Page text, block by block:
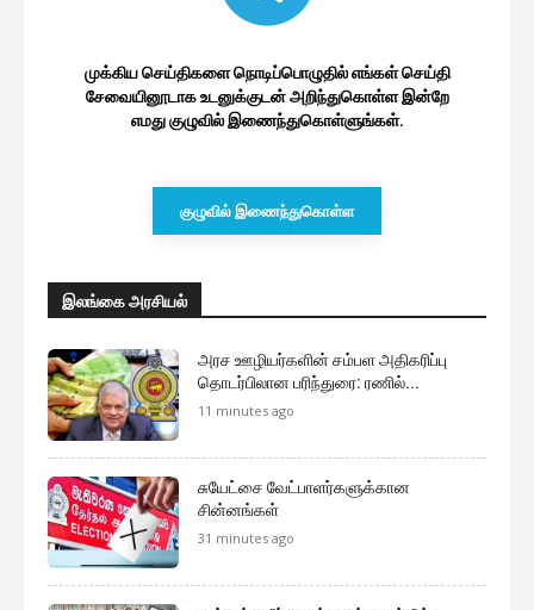
நிலைப்பாடு: விளக்கமளிக்கும் சுமந்திரன்
மேலும் ஏற்றுக